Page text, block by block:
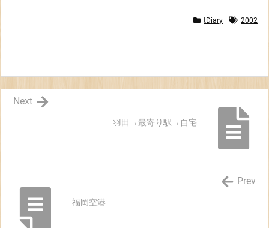
tDiary 2002
羽田→最寄り駅→自宅
Next
福岡空港
Prev